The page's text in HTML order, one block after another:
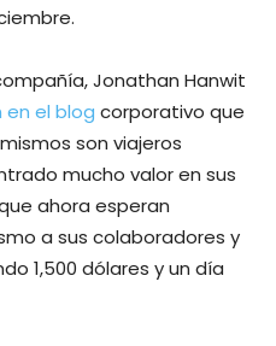
Jonathan Hanwit
en el blog corporativo que
son viajeros
mucho valor en sus
ahora esperan
a sus colaboradores y
1,500 dólares y un día